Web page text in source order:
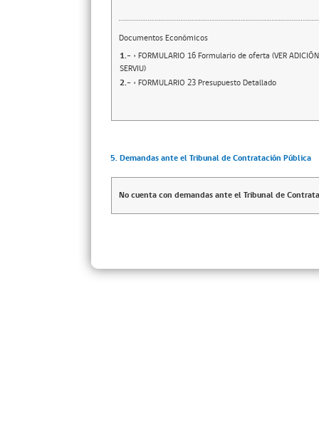
Documentos Económicos
1.- • FORMULARIO 16 Formulario de oferta (VER
SERVIU)
2.- • FORMULARIO 23 Presupuesto Detallado
5. Demandas ante el Tribunal de Contratación Pública
No cuenta con demandas ante el Tribunal de